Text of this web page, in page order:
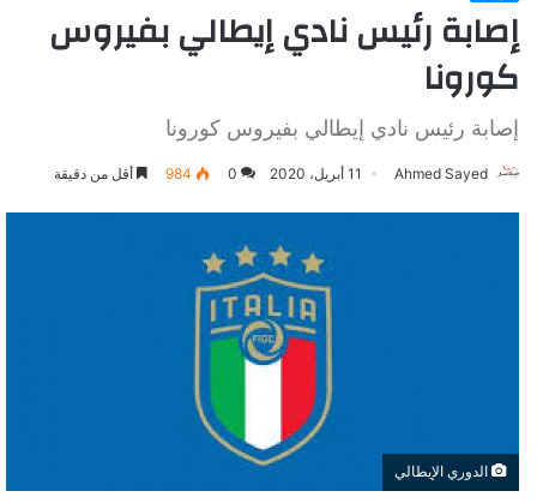
إصابة رئيس نادي إيطالي بفيروس
كورونا
إصابة رئيس نادي إيطالي بفيروس كورونا
Ahmed Sayed 11 أبريل، 2020 0
984 أقل من دقيقة
الدوري الإيطالي